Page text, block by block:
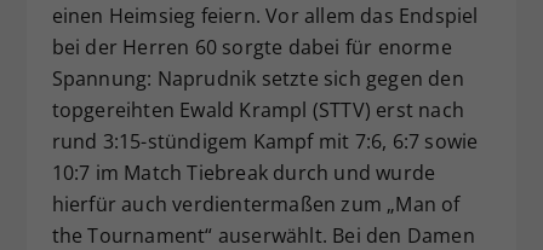
einen Heimsieg feiern. Vor allem das Endspiel
bei der Herren 60 sorgte dabei für enorme
Spannung: Naprudnik setzte sich gegen den
topgereihten Ewald Krampl (STTV) erst nach
rund 3:15-stündigem Kampf mit 7:6, 6:7 sowie
10:7 im Match Tiebreak durch und wurde
hierfür auch verdientermaßen zum „Man of
the Tournament“ auserwählt. Bei den Damen